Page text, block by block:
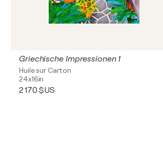
Griechische Impressionen 1
Huile sur Carton
24x16in
2 170 $US